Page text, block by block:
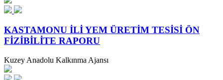
KASTAMONU İLİ YEM ÜRETİM TESİSİ ÖN
FİZİBİLİTE RAPORU
Kuzey Anadolu Kalkınma Ajansı